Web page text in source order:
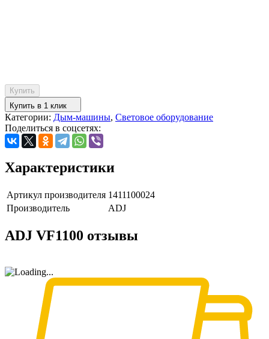
Купить
Купить в 1 клик
Категории: Дым-машины, Световое оборудование
Поделиться в соцсетях:
Характеристики
Артикул производителя 1411100024
Производитель
ADJ
ADJ VF1100 отзывы